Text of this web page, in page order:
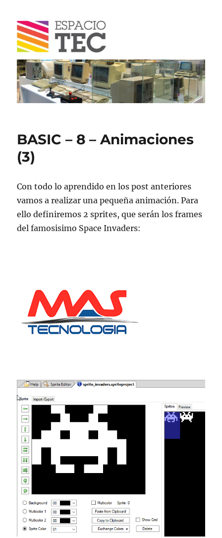
Blog
BASIC – 8 – Animaciones
(3)
Con todo lo aprendido en los post anteriores
vamos a realizar una pequeña animación. Para
ello definiremos 2 sprites, que serán los frames
del famosisimo Space Invaders: